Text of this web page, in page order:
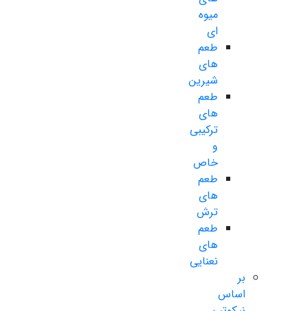
میوه
ای
طعم
های
شیرین
طعم
های
ترکیبی
و
خاص
طعم
های
ترش
طعم
های
نعنایی
بر
اساس